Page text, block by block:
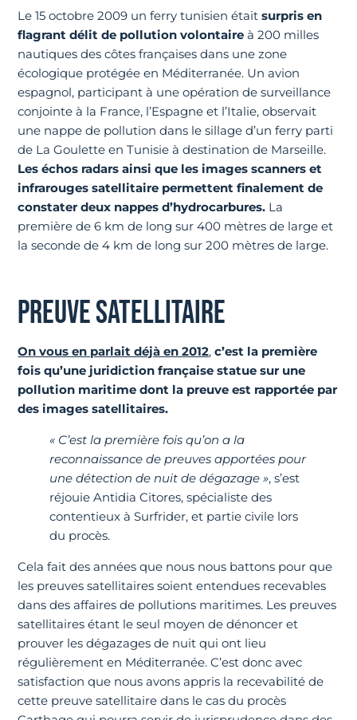
Le 15 octobre 2009 un ferry tunisien étaitsurpris en
flagrant délit de pollution volontaire à 200 milles
nautiques des côtes françaises dans une zone
écologique protégée en Méditerranée. Un avion
espagnol, participant à une opération de surveillance
conjointe à la France, l’Espagne et l’Italie, observait
une nappe de pollution dans le sillage d’un ferry parti
de La Goulette en Tunisie à destination de Marseille.
Les échos radars ainsi que les images scanners et
infrarouges satellitaire permettent finalement de
constater deux nappes d’hydrocarbures. La
première de 6 km de long sur 400 mètres de large et
la seconde de 4 km de long sur 200 mètres de large.
PREUVE SATELLITAIRE
On vous en parlait déjà en 2012,c’est la première
fois qu’une juridiction française statue sur une
pollution maritime dont la preuve est rapportée par
des images satellitaires.
« C’est la première fois qu’on a la
reconnaissance de preuves apportées pour
une détection de nuit de dégazage », s’est
réjouie Antidia Citores, spécialiste des
contentieux à Surfrider, et partie civile lors
du procès.
Cela fait des années que nous nous battons pour que
les preuves satellitaires soient entendues recevables
dans des affaires de pollutions maritimes. Les preuves
satellitaires étant le seul moyen de dénoncer et
prouver les dégazages de nuit qui ont lieu
régulièrement en Méditerranée. C’est donc avec
satisfaction que nous avons appris la recevabilité de
cette preuve satellitaire dans le cas du procès